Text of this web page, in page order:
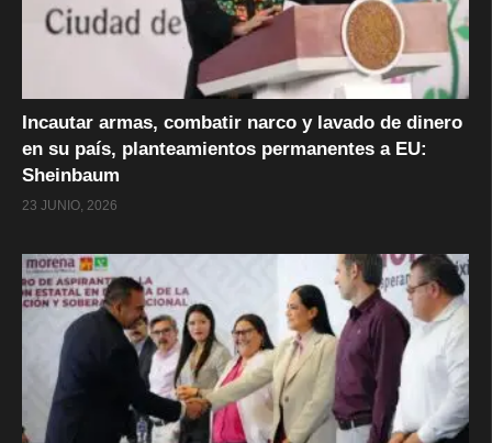
Incautar armas, combatir narco y lavado de dinero
en su país, planteamientos permanentes a EU:
Sheinbaum
23 JUNIO, 2026